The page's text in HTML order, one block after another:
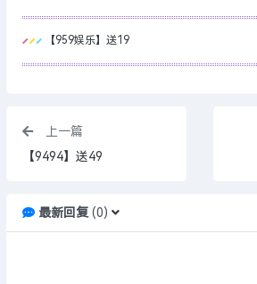
【959娱乐】送19
上一篇
【9494】送49
最新回复 (0)